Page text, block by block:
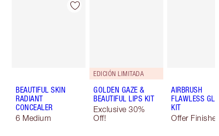
BEAUTIFUL SKIN
RADIANT
CONCEALER
6 Medium
EDICIÓN LIMITADA
GOLDEN GAZE &
BEAUTIFUL LIPS KIT
Exclusive 30%
Off!
AIRBRUSH
FLAWLESS
KIT
Offer